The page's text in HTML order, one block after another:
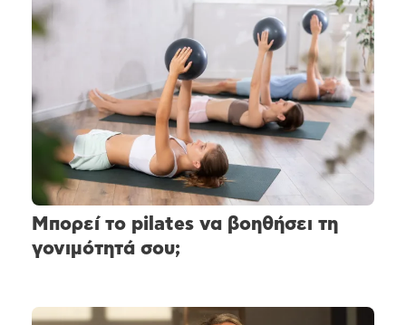
Μπορεί το pilates να βοηθήσει τη
γονιμότητά σου;